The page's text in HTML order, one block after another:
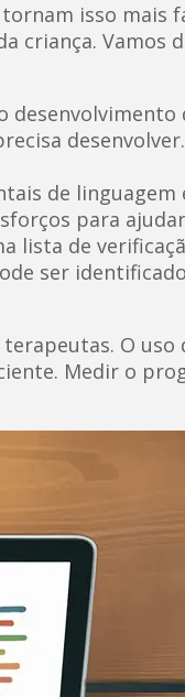
isso mais
Vamos
de
para
lista de
ser
O
Medir o